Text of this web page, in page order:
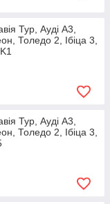
Тур, Ауді А3,
Толедо 2, Ібіца 3,
Тур, Ауді А3,
Толедо 2, Ібіца 3,